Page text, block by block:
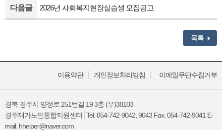
다음글 2026년 사회복지현장실습생 모집공고
목록
이메일무단수집거부
개인정보처리방침
이용약관
경북 경주시 양정로 251번길 19 3층 (우)38103
경주재가노인통합지원센터│Tel. 054-742-9042, 9043 Fax. 054-742-9041 E-
mail. hhelper@naver.com